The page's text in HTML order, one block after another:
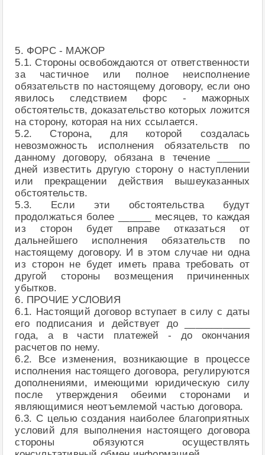
5. ФОРС - МАЖОР
5.1. Стороны освобождаются от ответственности
за частичное или полное неисполнение
обязательств по настоящему договору, если оно
явилось следствием форс - мажорных
обстоятельств, доказательство которых ложится
на сторону, которая на них ссылается.
5.2. Сторона, для которой создалась
невозможность исполнения обязательств по
данному договору, обязана в течение ______
дней известить другую сторону о наступлении
или прекращении действия вышеуказанных
обстоятельств.
5.3. Если эти обстоятельства будут
продолжаться более ______ месяцев, то каждая
из сторон будет вправе отказаться от
дальнейшего исполнения обязательств по
настоящему договору. И в этом случае ни одна
из сторон не будет иметь права требовать от
другой стороны возмещения причиненных
убытков.
6. ПРОЧИЕ УСЛОВИЯ
6.1. Настоящий договор вступает в силу с даты
его подписания и действует до ____________
года, а в части платежей - до окончания
расчетов по нему.
6.2. Все изменения, возникающие в процессе
исполнения настоящего договора, регулируются
дополнениями, имеющими юридическую силу
после утверждения обеими сторонами и
являющимися неотъемлемой частью договора.
6.3. С целью создания наиболее благоприятных
условий для выполнения настоящего договора
стороны обязуются осуществлять